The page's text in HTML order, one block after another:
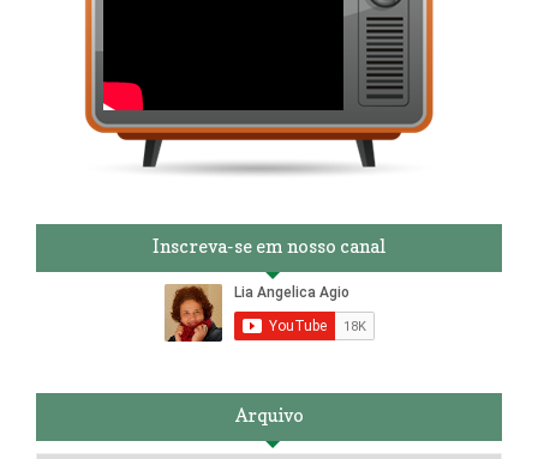
Inscreva-se em nosso canal
Arquivo